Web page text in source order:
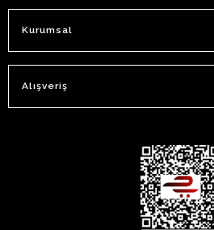
Kurumsal
Alışveriş